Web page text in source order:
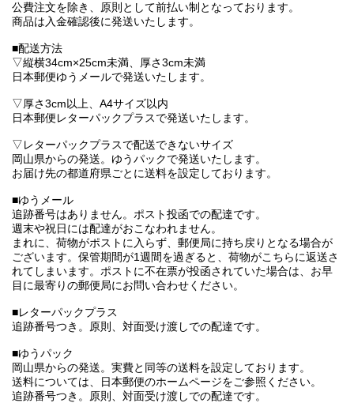
公費注文を除き、原則として前払い制となっております。
商品は入金確認後に発送いたします。
■配送方法
▽縦横34cm×25cm未満、厚さ3cm未満
日本郵便ゆうメールで発送いたします。
▽厚さ3cm以上、A4サイズ以内
日本郵便レターパックプラスで発送いたします。
▽レターパックプラスで配送できないサイズ
岡山県からの発送。ゆうパックで発送いたします。
お届け先の都道府県ごとに送料を設定しております。
■ゆうメール
追跡番号はありません。ポスト投函での配達です。
週末や祝日には配達がおこなわれません。
まれに、荷物がポストに入らず、郵便局に持ち戻りとなる場合が
ございます。保管期間が1週間を過ぎると、荷物がこちらに返送さ
れてしまいます。ポストに不在票が投函されていた場合は、お早
目に最寄りの郵便局にお問い合わせください。
■レターパックプラス
追跡番号つき。原則、対面受け渡しでの配達です。
■ゆうパック
岡山県からの発送。実費と同等の送料を設定しております。
送料については、日本郵便のホームページをご参照ください。
追跡番号つき。原則、対面受け渡しでの配達です。